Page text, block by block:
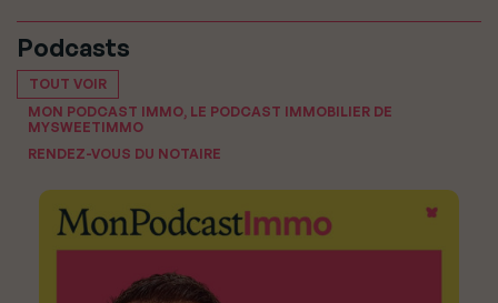
Podcasts
TOUT VOIR
MON PODCAST IMMO, LE PODCAST IMMOBILIER DE
MYSWEETIMMO
RENDEZ-VOUS DU NOTAIRE